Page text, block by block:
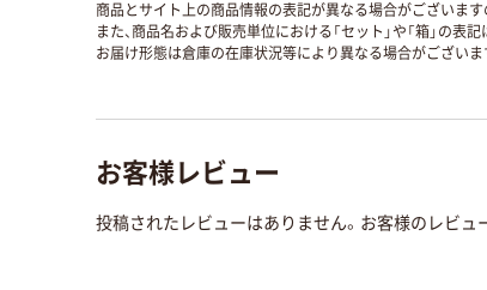
商品とサイト上の商品情報の表記が異なる場合がございま
また、商品名および販売単位における「セット」や「箱」の
お届け形態は倉庫の在庫状況等により異なる場合がございま
お客様レビュー
投稿されたレビューはありません。お客様のレビュ